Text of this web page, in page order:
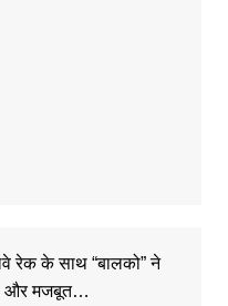
रेक के साथ “बालको” ने
और मजबूत…